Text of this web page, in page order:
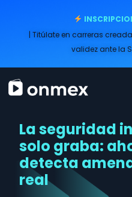
| Titúlate en carreras
validez ante la
La seguridad
solo graba:
detecta
real